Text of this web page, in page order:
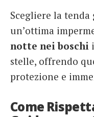
Scegliere la tenda
un’ottima
notte nei boschi
stelle, offrendo
protezione e
Come